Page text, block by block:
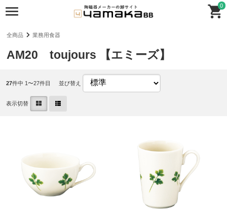
0
全商品 業務用食器
AM20 toujours 【エミーズ】
27件中 1〜27件目 並び替え
表示切替